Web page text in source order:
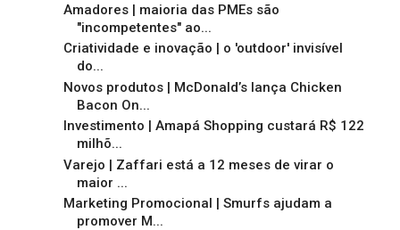
Amadores | maioria das PMEs são
"incompetentes" ao...
Criatividade e inovação | o 'outdoor' invisível
do...
Novos produtos | McDonald’s lança Chicken
Bacon On...
Investimento | Amapá Shopping custará R$ 122
milhõ...
Varejo | Zaffari está a 12 meses de virar o
maior ...
Marketing Promocional | Smurfs ajudam a
promover M...